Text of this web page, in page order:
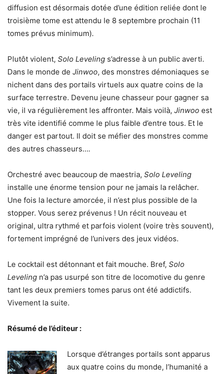
diffusion est désormais dotée d’une édition reliée dont le
troisième tome est attendu le 8 septembre prochain (11
tomes prévus minimum).
Plutôt violent, Solo Leveling s’adresse à un public averti.
Dans le monde de Jinwoo, des monstres démoniaques se
nichent dans des portails virtuels aux quatre coins de la
surface terrestre. Devenu jeune chasseur pour gagner sa
vie, il va régulièrement les affronter. Mais voilà, Jinwoo est
très vite identifié comme le plus faible d’entre tous. Et le
danger est partout. Il doit se méfier des monstres comme
des autres chasseurs….
Orchestré avec beaucoup de maestria, Solo Leveling
installe une énorme tension pour ne jamais la relâcher.
Une fois la lecture amorcée, il n’est plus possible de la
stopper. Vous serez prévenus ! Un récit nouveau et
original, ultra rythmé et parfois violent (voire très souvent),
fortement imprégné de l’univers des jeux vidéos.
Le cocktail est détonnant et fait mouche. Bref, Solo
Leveling n’a pas usurpé son titre de locomotive du genre
tant les deux premiers tomes parus ont été addictifs.
Vivement la suite.
Résumé de l’éditeur :
Lorsque d’étranges portails sont apparus
aux quatre coins du monde, l’humanité a